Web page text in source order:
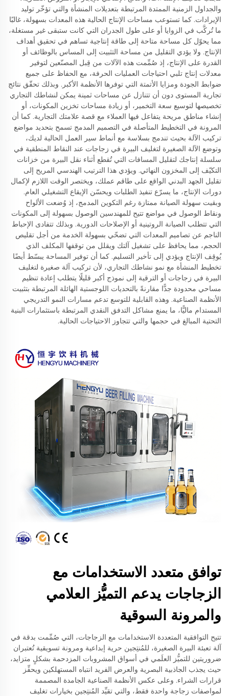
والجداول الزمنية الممتدة المرتبطة بتعديلات المنشأة والتي تؤخّر توليد
الإيرادات. كما تستوعب مساحات الإنتاج الحالية هذه المعدات بسهولة، غالبًا
ما تُركَّب في الزوايا أو على طول الجدران التي كانت ستبقى غير مستغلة،
مما يحوّل كل مساحة متاحة إلى طاقة إنتاجية تساهم في تحقيق أهداف
الإنتاج. ولا يؤدي التقليل من مساحة التثبيت إلى المساس بالوظائف أو
القدرة على الإنتاج، إذ صُمِّمت هذه الآلات من قِبل المصنّعين لتوفير
معدلات إنتاج تلبي احتياجات العمليات الحرفة، مع الحفاظ على جميع
ضوابط الجودة ومزايا الأتمتة التي توفرها الأنظمة الأكبر. وبذلك تحقّق نتائج
تجارية المستوى دون أن تتنازل عن مساحات ثمينة يمكن لنشاطك التجاري
تخصيصها لتوسيع سعة التخمير، أو زيادة مساحات تخزين المكونات، أو
إنشاء مناطق مريحة يتفاعل فيها العملاء مع قصة علامتك التجارية. كما أن
المرونة في التخطيط المتأصلة في التصميم المدمج تسمح بتحديد مواضع
تركيب الآلة بحيث تندمج بسلاسة مع أنماط سير العمل الحالية لديك،
وتوضع الآلة الصغيرة لتغليف البيرة في زجاجات عند النقاط المنطقية في
سلسلة إنتاجك لتقليل المسافات التي تُقطع أثناء نقل البيرة من خزانات
التكيّف إلى المخزون النهائي. ويؤدي هذا الترتيب الهندسي المريح إلى
تقليل الجهد البدني الواقع على طاقم عملك، ويختصر الوقت اللازم لإكمال
دورات الإنتاج، ما يسرّع تنفيذ الطلبات ويحسّن الإيقاع التشغيلي العام.
وبقيت سهولة الصيانة ممتازة رغم التكوين المدمج، إذ وُضعت الألواح
ونقاط الوصول في مواضع تتيح للمهندسين الوصول بسهولة إلى المكونات
التي تتطلب الصيانة الروتينية أو الإصلاحات الدورية. وبذلك تتفادى الإحباط
الناجم عن تصاميم المعدات التي تضحّي بسهولة الخدمة من أجل تقليص
الحجم، مما يحافظ على تشغيل آلتك ويقلل من توقفها المكلف الذي
يُوقِف الإنتاج ويؤدي إلى تأخير التسليم. كما أن توفير المساحة يبسّط أيضًا
تخطيط المنشأة مع نمو نشاطك التجاري، لأن تركيب آلة صغيرة لتغليف
البيرة في زجاجات أو الترقية إلى نموذج أكبر قليلًا يتطلب إعادة تنظيم
مساحي محدودة جدًّا مقارنةً بالتحديات اللوجستية الهائلة المرتبطة بتثبيت
الأنظمة الصناعية. وهذه القابلية للتوسع تدعم مسارات النمو التدريجي
المستدام ماليًّا، ما يمنع مشاكل التدفق النقدي المرتبطة باستثمارات البنية
التحتية المبالغ في حجمها والتي تتجاوز الاحتياجات الحالية.
توافق متعدد الاستخدامات مع
الزجاجات يدعم التميُّز العلامي
والمرونة السوقية
تتيح التوافقية المتعددة الاستخدامات مع الزجاجات، التي صُمِّمت بدقة في
آلة تعبئة البيرة الصغيرة، للمُنتِجين حرية إبداعية ومرونة تسويقية تُعتبران
ضروريتين للتميُّز العلَمي في أسواق المشروبات المزدحمة بشكلٍ متزايد،
حيث يجذب الجاذبية البصرية والعرض الفريد انتباه المستهلكين ويحفِّز
قرارات الشراء. وعلى عكس الأنظمة الصناعية الجامدة المصممة
لمواصفات زجاجة واحدة فقط، والتي تقيِّد المُنتِجين بخيارات تغليف